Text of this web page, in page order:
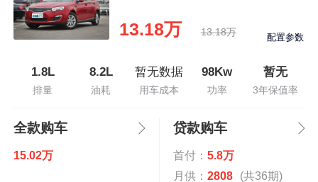
13.18万 13.18万 配置参数
1.8L
排量
8.2L
油耗
暂无数据
用车成本
98Kw
功率
暂无
3年保值率
全款购车
15.02万
贷款购车
首付： 5.8万
月供： 2808 (共36期)